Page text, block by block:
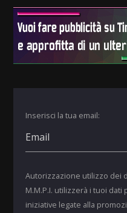
Inserisci la tua email:
Autorizzazione utilizzo dei
M.M.P.I. utilizzerà i tuoi
iniziative legate alla